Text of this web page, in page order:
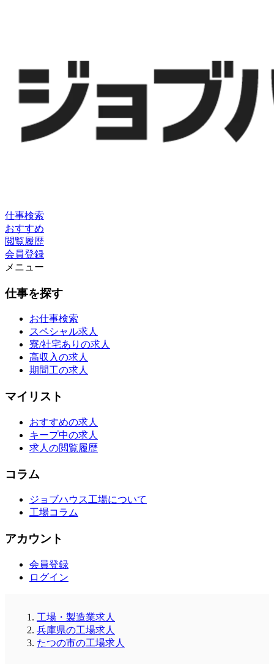
仕事検索
おすすめ
閲覧履歴
会員登録
メニュー
仕事を探す
お仕事検索
スペシャル求人
寮/社宅ありの求人
高収入の求人
期間工の求人
マイリスト
おすすめの求人
キープ中の求人
求人の閲覧履歴
コラム
ジョブハウス工場について
工場コラム
アカウント
会員登録
ログイン
工場・製造業求人
兵庫県の工場求人
たつの市の工場求人